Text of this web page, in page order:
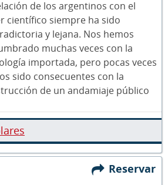
de los argentinos con el
científico siempre ha sido
y lejana. Nos hemos
muchas veces con la
importada, pero pocas veces
sido consecuentes con la
de un andamiaje público
Reservar